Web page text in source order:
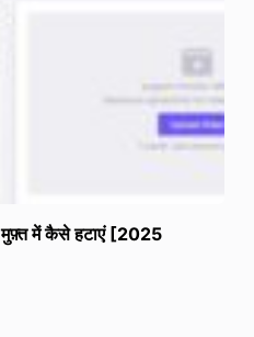
मुफ़्त में कैसे हटाएं [2025